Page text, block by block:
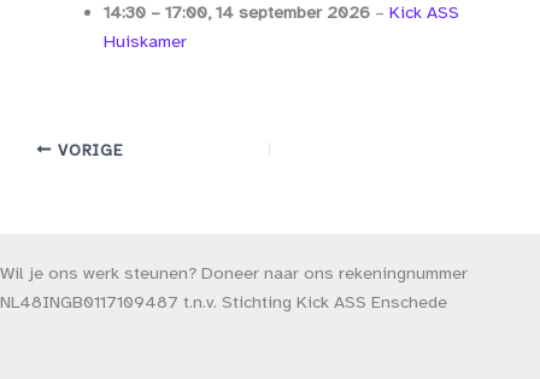
14:30 – 17:00,14 september 2026 –Kick ASS
Huiskamer
VORIGE
Wil je ons werk steunen? Doneer naar ons rekeningnummer
NL48INGB0117109487 t.n.v. Stichting Kick ASS Enschede